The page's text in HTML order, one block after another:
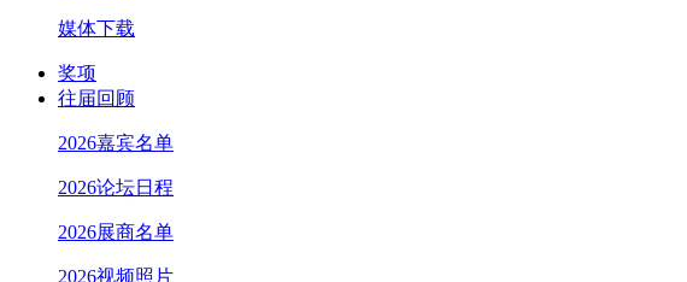
媒体下载
奖项
往届回顾
2026嘉宾名单
2026论坛日程
2026展商名单
2026视频照片